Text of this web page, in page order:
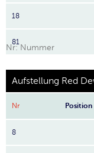
18
81
Nr: Nummer
Aufstellung Red
Nr Position
8